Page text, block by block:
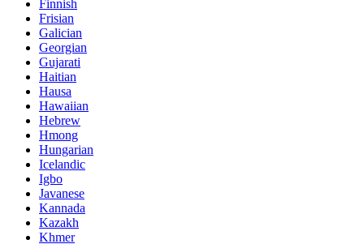
Finnish
Frisian
Galician
Georgian
Gujarati
Haitian
Hausa
Hawaiian
Hebrew
Hmong
Hungarian
Icelandic
Igbo
Javanese
Kannada
Kazakh
Khmer